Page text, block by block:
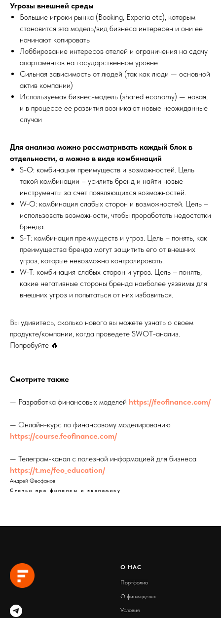
Угрозы внешней среды
Большие игроки рынка (Booking, Experia etc), которым
становится эта модель/вид бизнеса интересен и они ее
начинают копировать
Лоббирование интересов отелей и ограничения на сдачу
апартаментов на государственном уровне
Сильная зависимость от людей (так как люди — основной
актив компании)
Используемая бизнес-модель (shared economy) — новая,
и в процессе ее развития возникают новые неожиданные
случаи
Для анализа можно рассматривать каждый блок в
отдельности, а можно в виде комбинаций
S-O: комбинация преимуществ и возможностей. Цель
такой комбинации – усилить бренд и найти новые
инструменты за счет появляющихся возможностей.
W-O: комбинация слабых сторон и возможностей. Цель –
использовать возможности, чтобы проработать недостатки
бренда.
S-T: комбинация преимуществ и угроз. Цель – понять, как
преимущества бренда могут защитить его от внешних
угроз, которые невозможно контролировать.
W-T: комбинация слабых сторон и угроз. Цель – понять,
какие негативные стороны бренда наиболее уязвимы для
внешних угроз и попытаться от них избавиться.
Вы удивитесь, сколько нового вы можете узнать о своем
продукте/компании, когда проведете SWOT-анализ.
Попробуйте 🔥
Смотрите также
— Разработка финансовых моделей https://feofinance.com/
— Онлайн-курс по финансовому моделированию
https://course.feofinance.com/
— Телеграм-канал с полезной информацией для бизнеса
https://t.me/feo_education/
Андрей Феофанов
Статьи про финансы и экономику
О НАС
Портфолио
О финмоделях
Условия